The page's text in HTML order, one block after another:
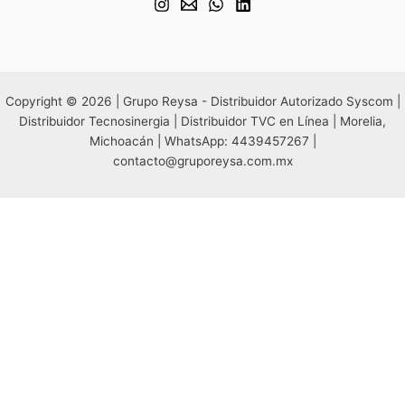
Copyright © 2026 | Grupo Reysa - Distribuidor Autorizado Syscom |
Distribuidor Tecnosinergia | Distribuidor TVC en Línea | Morelia,
Michoacán | WhatsApp: 4439457267 |
contacto@gruporeysa.com.mx